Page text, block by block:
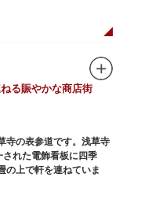
ています。
風神雷神の背後）に安
像」も見どころ。正式名
アップされ、昼間とは違
に松下電器産業（現パナ
のです。
る賑やかな商店街
寺の表参道です。浅草寺
れた電飾看板に四季
の上で軒を連ねていま
ゅう、雷おこしなどの
だけで浅草らしさを感